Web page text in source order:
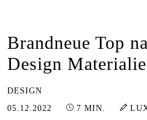
Brandneue Top
Design
DESIGN
05.12.2022 16.01.2023
7 MIN.